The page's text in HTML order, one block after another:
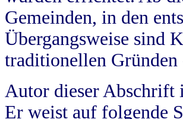
Gemeinden, in den
Übergangsweise sind
traditionellen
Autor dieser Abschrift
Er weist auf folgende